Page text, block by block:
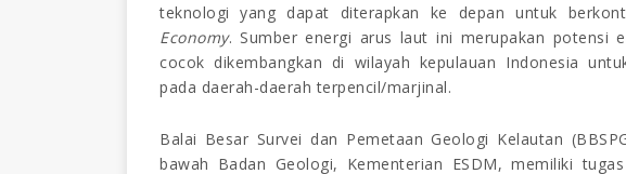
teknologi yang dapat diterapkan ke depan untuk
Economy. Sumber energi arus laut ini merupakan potensi
cocok dikembangkan di wilayah kepulauan Indonesia
pada daerah-daerah terpencil/marjinal.
Balai Besar Survei dan Pemetaan Geologi Kelautan
bawah Badan Geologi, Kementerian ESDM, memiliki